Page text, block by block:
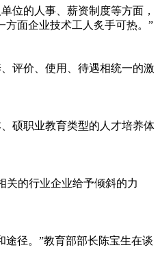
位的人事、薪资制度等方面，
面企业技术工人炙手可热。”
评价、使用、待遇相统一的激
硕职业教育类型的人才培养体
的行业企业给予倾斜的力
径。”教育部部长陈宝生在谈